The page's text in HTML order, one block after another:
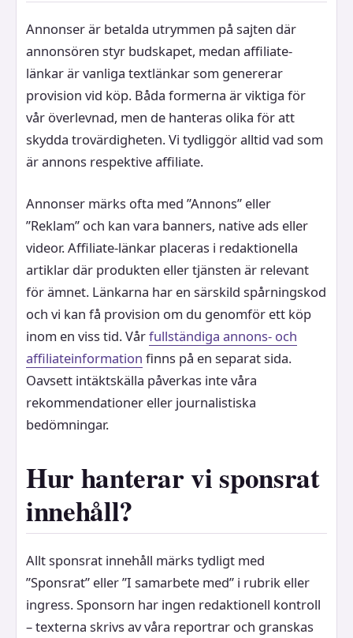
Annonser är betalda utrymmen på sajten där
annonsören styr budskapet, medan affiliate-
länkar är vanliga textlänkar som genererar
provision vid köp. Båda formerna är viktiga för
vår överlevnad, men de hanteras olika för att
skydda trovärdigheten. Vi tydliggör alltid vad som
är annons respektive affiliate.
Annonser märks ofta med ”Annons” eller
”Reklam” och kan vara banners, native ads eller
videor. Affiliate-länkar placeras i redaktionella
artiklar där produkten eller tjänsten är relevant
för ämnet. Länkarna har en särskild spårningskod
och vi kan få provision om du genomför ett köp
inom en viss tid. Vårfullständiga annons- och
affiliateinformation finns på en separat sida.
Oavsett intäktskälla påverkas inte våra
rekommendationer eller journalistiska
bedömningar.
Hur hanterar vi sponsrat
innehåll?
Allt sponsrat innehåll märks tydligt med
”Sponsrat” eller ”I samarbete med” i rubrik eller
ingress. Sponsorn har ingen redaktionell kontroll
– texterna skrivs av våra reportrar och granskas